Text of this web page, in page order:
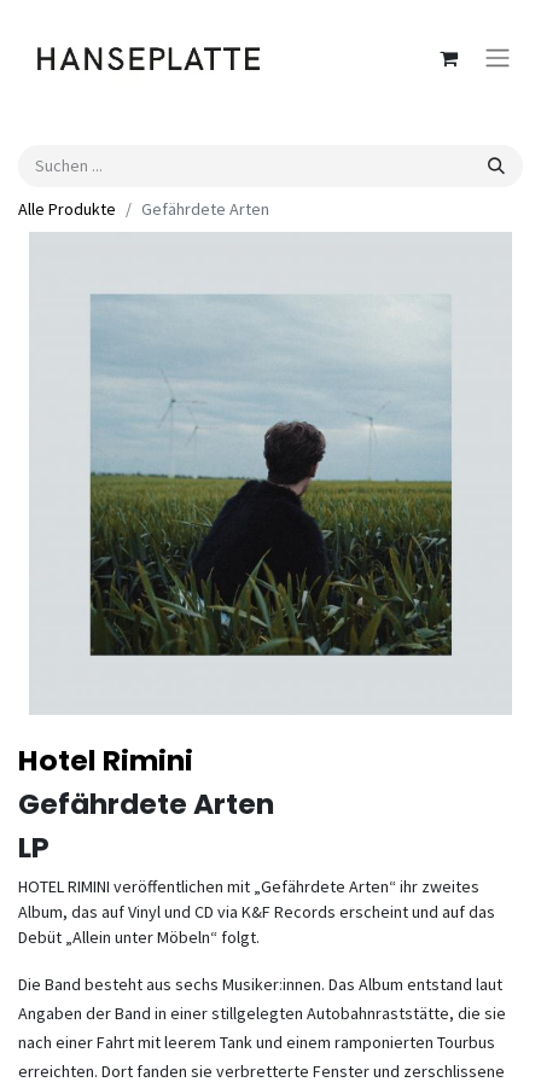
Alle Produkte Gefährdete Arten
Hotel Rimini
Gefährdete Arten
LP
HOTEL RIMINI veröffentlichen mit „Gefährdete Arten“ ihr zweites
Album, das auf Vinyl und CD via K&F Records erscheint und auf das
Debüt „Allein unter Möbeln“ folgt.
Die Band besteht aus sechs Musiker:innen. Das Album entstand laut
Angaben der Band in einer stillgelegten Autobahnraststätte, die sie
nach einer Fahrt mit leerem Tank und einem ramponierten Tourbus
erreichten. Dort fanden sie verbretterte Fenster und zerschlissene